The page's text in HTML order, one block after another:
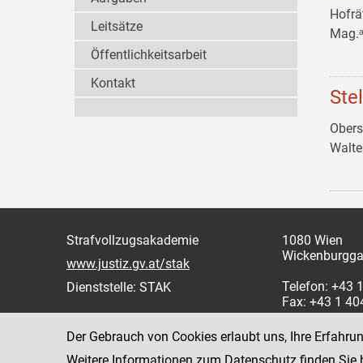
Leitsätze
Öffentlichkeitsarbeit
Kontakt
Strafvollzugsakademie
www.justiz.gv.at/stak
Dienststelle: STAK
1080 Wien
Telefon: +43
Fax: +43 1
Der Gebrauch von Cookies erlaubt uns, Ihre